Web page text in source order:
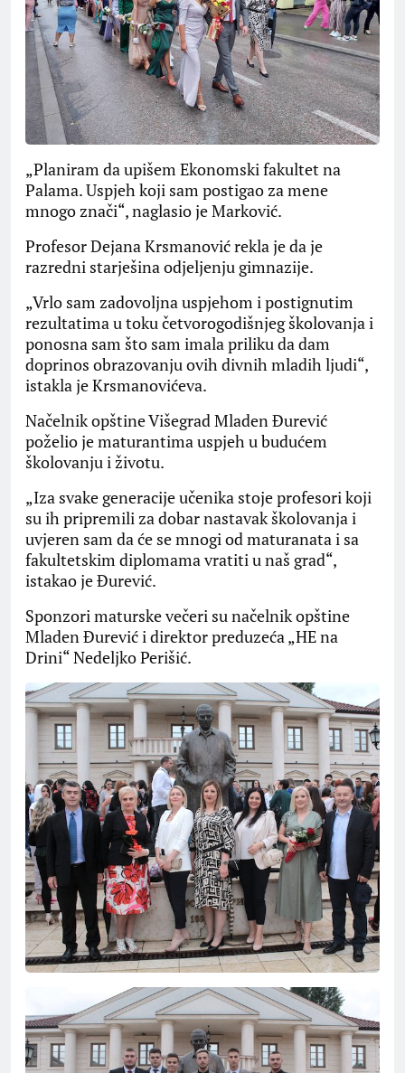
„Planiram da upišem Ekonomski fakultet na
Palama. Uspjeh koji sam postigao za mene
mnogo znači“, naglasio je Marković.
Profesor Dejana Krsmanović rekla je da je
razredni starješina odjeljenju gimnazije.
„Vrlo sam zadovoljna uspjehom i postignutim
rezultatima u toku četvorogodišnjeg školovanja i
ponosna sam što sam imala priliku da dam
doprinos obrazovanju ovih divnih mladih ljudi“,
istakla je Krsmanovićeva.
Načelnik opštine Višegrad Mladen Đurević
poželio je maturantima uspjeh u budućem
školovanju i životu.
„Iza svake generacije učenika stoje profesori koji
su ih pripremili za dobar nastavak školovanja i
uvjeren sam da će se mnogi od maturanata i sa
fakultetskim diplomama vratiti u naš grad“,
istakao je Đurević.
Sponzori maturske večeri su načelnik opštine
Mladen Đurević i direktor preduzeća „HE na
Drini“ Nedeljko Perišić.